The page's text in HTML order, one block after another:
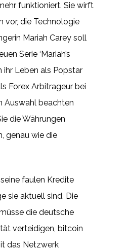
funktioniert. Sie wirft
vor, die Technologie
Mariah Carey soll
Serie ‘Mariah’s
ihr Leben als Popstar
Forex Arbitrageur bei
Auswahl beachten
die Währungen
genau wie die
faulen Kredite
sie aktuell sind. Die
die deutsche
verteidigen, bitcoin
das Netzwerk